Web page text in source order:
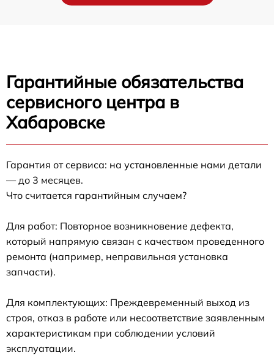
Гарантийные обязательства
сервисного центра в
Хабаровске
Гарантия от сервиса: на установленные нами детали
— до 3 месяцев.
Что считается гарантийным случаем?
Для работ: Повторное возникновение дефекта,
который напрямую связан с качеством проведенного
ремонта (например, неправильная установка
запчасти).
Для комплектующих: Преждевременный выход из
строя, отказ в работе или несоответствие заявленным
характеристикам при соблюдении условий
эксплуатации.